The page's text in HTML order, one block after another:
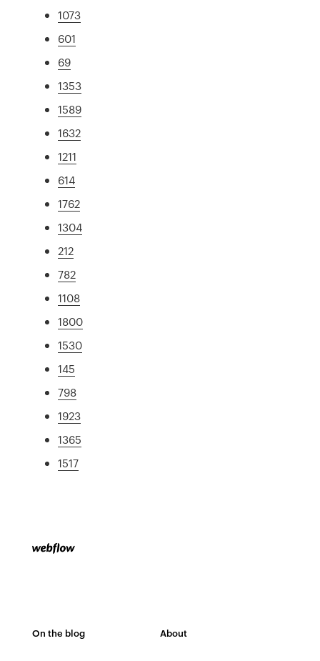
1073
601
69
1353
1589
1632
1211
614
1762
1304
212
782
1108
1800
1530
145
798
1923
1365
1517
On the blog About